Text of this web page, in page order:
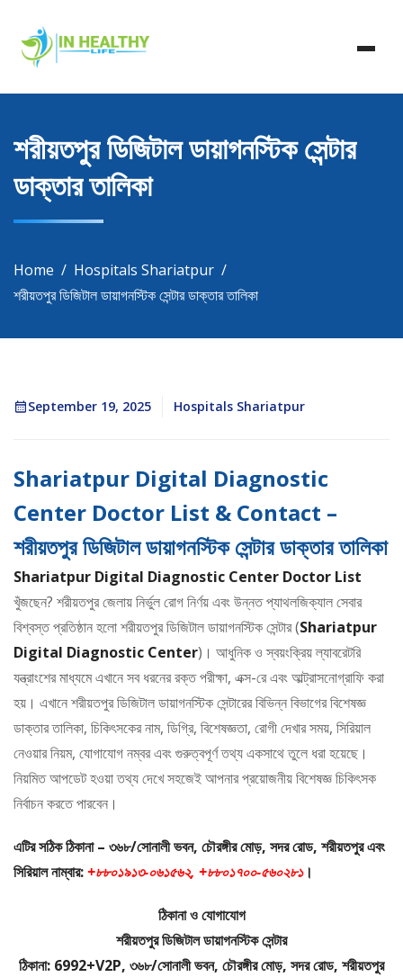
content
In Healthy Life
In Healthy Life, Healthy Life, Health Life, Doctor List,
Doctor Listing
শরীয়তপুর ডিজিটাল ডায়াগনস্টিক সেন্টার
ডাক্তার তালিকা
Home
Hospitals Shariatpur
শরীয়তপুর ডিজিটাল ডায়াগনস্টিক সেন্টার ডাক্তার তালিকা
September 19, 2025 Hospitals Shariatpur
Shariatpur Digital Diagnostic
Center Doctor List & Contact –
শরীয়তপুর ডিজিটাল ডায়াগনস্টিক সেন্টার ডাক্তার তালিকা
Shariatpur Digital Diagnostic Center Doctor List
খুঁজছেন? শরীয়তপুর জেলায় নির্ভুল রোগ নির্ণয় এবং উন্নত প্যাথলজিক্যাল সেবার
বিশ্বস্ত প্রতিষ্ঠান হলো শরীয়তপুর ডিজিটাল ডায়াগনস্টিক সেন্টার (Shariatpur
Digital Diagnostic Center)। আধুনিক ও স্বয়ংক্রিয় ল্যাবরেটরি
যন্ত্রাংশের মাধ্যমে এখানে সব ধরনের রক্ত পরীক্ষা, এক্স-রে এবং আল্ট্রাসনোগ্রাফি করা
হয়। এখানে শরীয়তপুর ডিজিটাল ডায়াগনস্টিক সেন্টারের বিভিন্ন বিভাগের বিশেষজ্ঞ
ডাক্তার তালিকা, চিকিৎসকের নাম, ডিগ্রি, বিশেষজ্ঞতা, রোগী দেখার সময়, সিরিয়াল
নেওয়ার নিয়ম, যোগাযোগ নম্বর এবং গুরুত্বপূর্ণ তথ্য একসাথে তুলে ধরা হয়েছে।
নিয়মিত আপডেট হওয়া তথ্য দেখে সহজেই আপনার প্রয়োজনীয় বিশেষজ্ঞ চিকিৎসক
নির্বাচন করতে পারবেন।
এটির সঠিক ঠিকানা – ৩৬৮/সোনালী ভবন, চৌরঙ্গীর মোড়, সদর রোড, শরীয়তপুর এবং
সিরিয়াল নাম্বার:+৮৮০১৯১৩-০৬১৫৬২, +৮৮০১৭০০-৫৬০২৮১।
ঠিকানা ও যোগাযোগ
শরীয়তপুর ডিজিটাল ডায়াগনস্টিক সেন্টার
ঠিকানা: 6992+V2P, ৩৬৮/সোনালী ভবন, চৌরঙ্গীর মোড়, সদর রোড, শরীয়তপুর